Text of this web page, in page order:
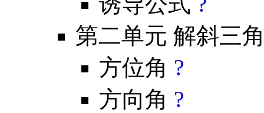
第二单元 解斜三
方位角 ?
方向角 ?